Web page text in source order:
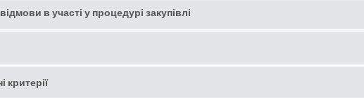
в участі у процедурі закупівлі
критерії